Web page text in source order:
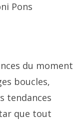
Pons
du moment
boucles,
tendances
que tout